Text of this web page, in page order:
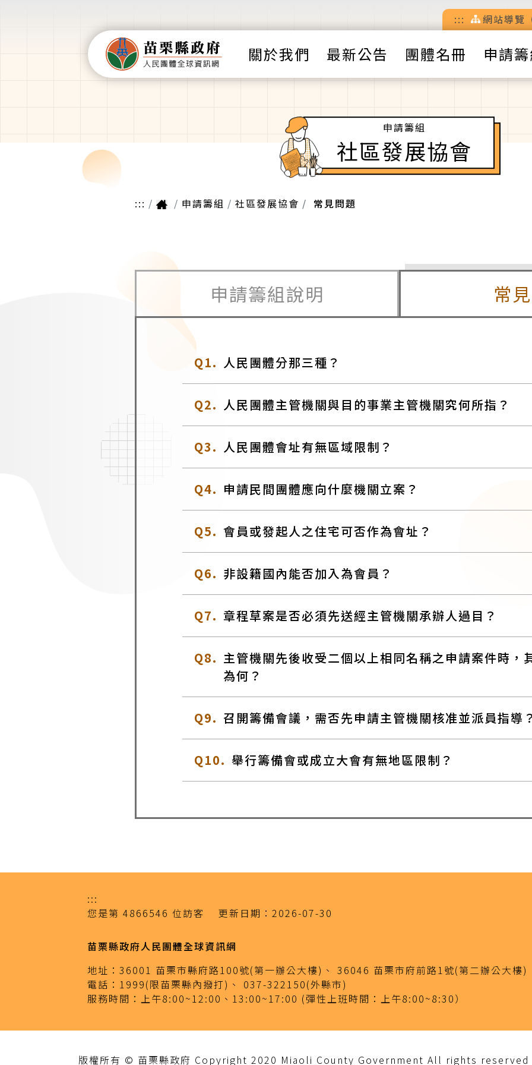
::: 網站導覽
關於我們 最新公告 團體名冊 申請
申請籌組
社區發展協會
::: 申請籌組 社區發展協會 常見問題
申請籌組說明 常
Q1. 人民團體分那三種？
Q2. 人民團體主管機關與目的事業主管機關究何所指？
Q3. 人民團體會址有無區域限制？
Q4. 申請民間團體應向什麼機關立案？
Q5. 會員或發起人之住宅可否作為會址？
Q6. 非設籍國內能否加入為會員？
Q7. 章程草案是否必須先送經主管機關承辦人過目？
Q8. 主管機關先後收受二個以上相同名稱之申請案件時，
為何？
Q9. 召開籌備會議，需否先申請主管機關核准並派員指導
Q10. 舉行籌備會或成立大會有無地區限制？
:::
您是第 4866546 位訪客 更新日期： 2026-07-30
苗栗縣政府人民團體全球資訊網
地址： 36001 苗栗市縣府路100號(第一辦公大樓)、 36046 苗栗市府前路1號(第二辦公大樓)
電話： 1999(限苗栗縣內撥打)、 037-322150(外縣市)
服務時間： 上午8:00~12:00、13:00~17:00 (彈性上班時間：上午8:00~8:30）
版權所有 © 苗栗縣政府 Copyright 2020 Miaoli County Government All rights reserved